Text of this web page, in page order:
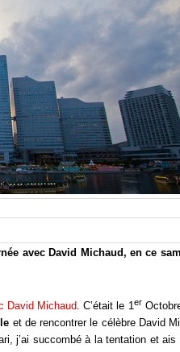
avec David Michaud, en ce
David Michaud. C’était le 1er
et de rencontrer le célèbre David
j’ai succombé à la tentation et ais